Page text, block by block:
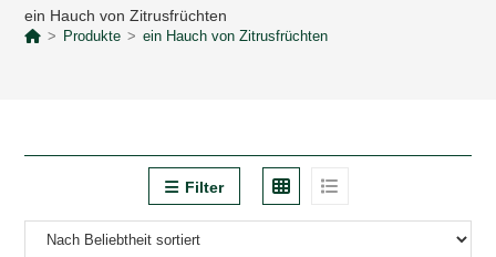
ein Hauch von Zitrusfrüchten
> Produkte > ein Hauch von Zitrusfrüchten
Filter